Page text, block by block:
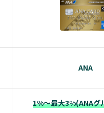
ANA
1%～最大3%(ANAグ